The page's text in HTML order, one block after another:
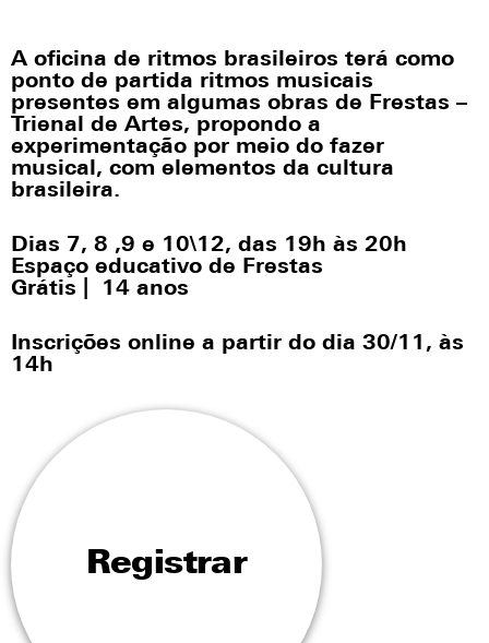
A oficina de ritmos brasileiros terá como
ponto de partida ritmos musicais
presentes em algumas obras de Frestas –
Trienal de Artes, propondo a
experimentação por meio do fazer
musical, com elementos da cultura
brasileira.
Dias 7, 8 ,9 e 10\12, das 19h às 20h
Espaço educativo de Frestas
Grátis | 14 anos
Inscrições online a partir do dia 30/11, às
14h
Registrar